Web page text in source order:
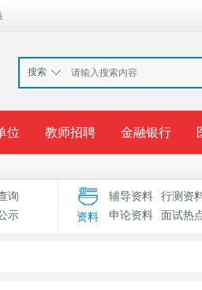
搜索
位 教师招聘 金融银行
报名入口 准考证打印 成
服务中心
询
示 资料
辅导资料
行测资
申论资料
面试热